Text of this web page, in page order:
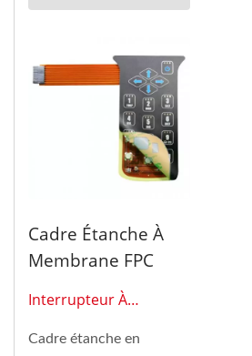
Cadre Étanche À
Membrane FPC
Interrupteur À
Cadre étanche en